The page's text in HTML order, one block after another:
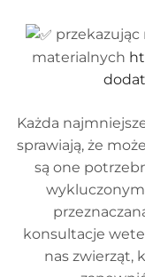
materialnych
Każda
sprawiają, że
są one
konsultacje
nas zwierząt,